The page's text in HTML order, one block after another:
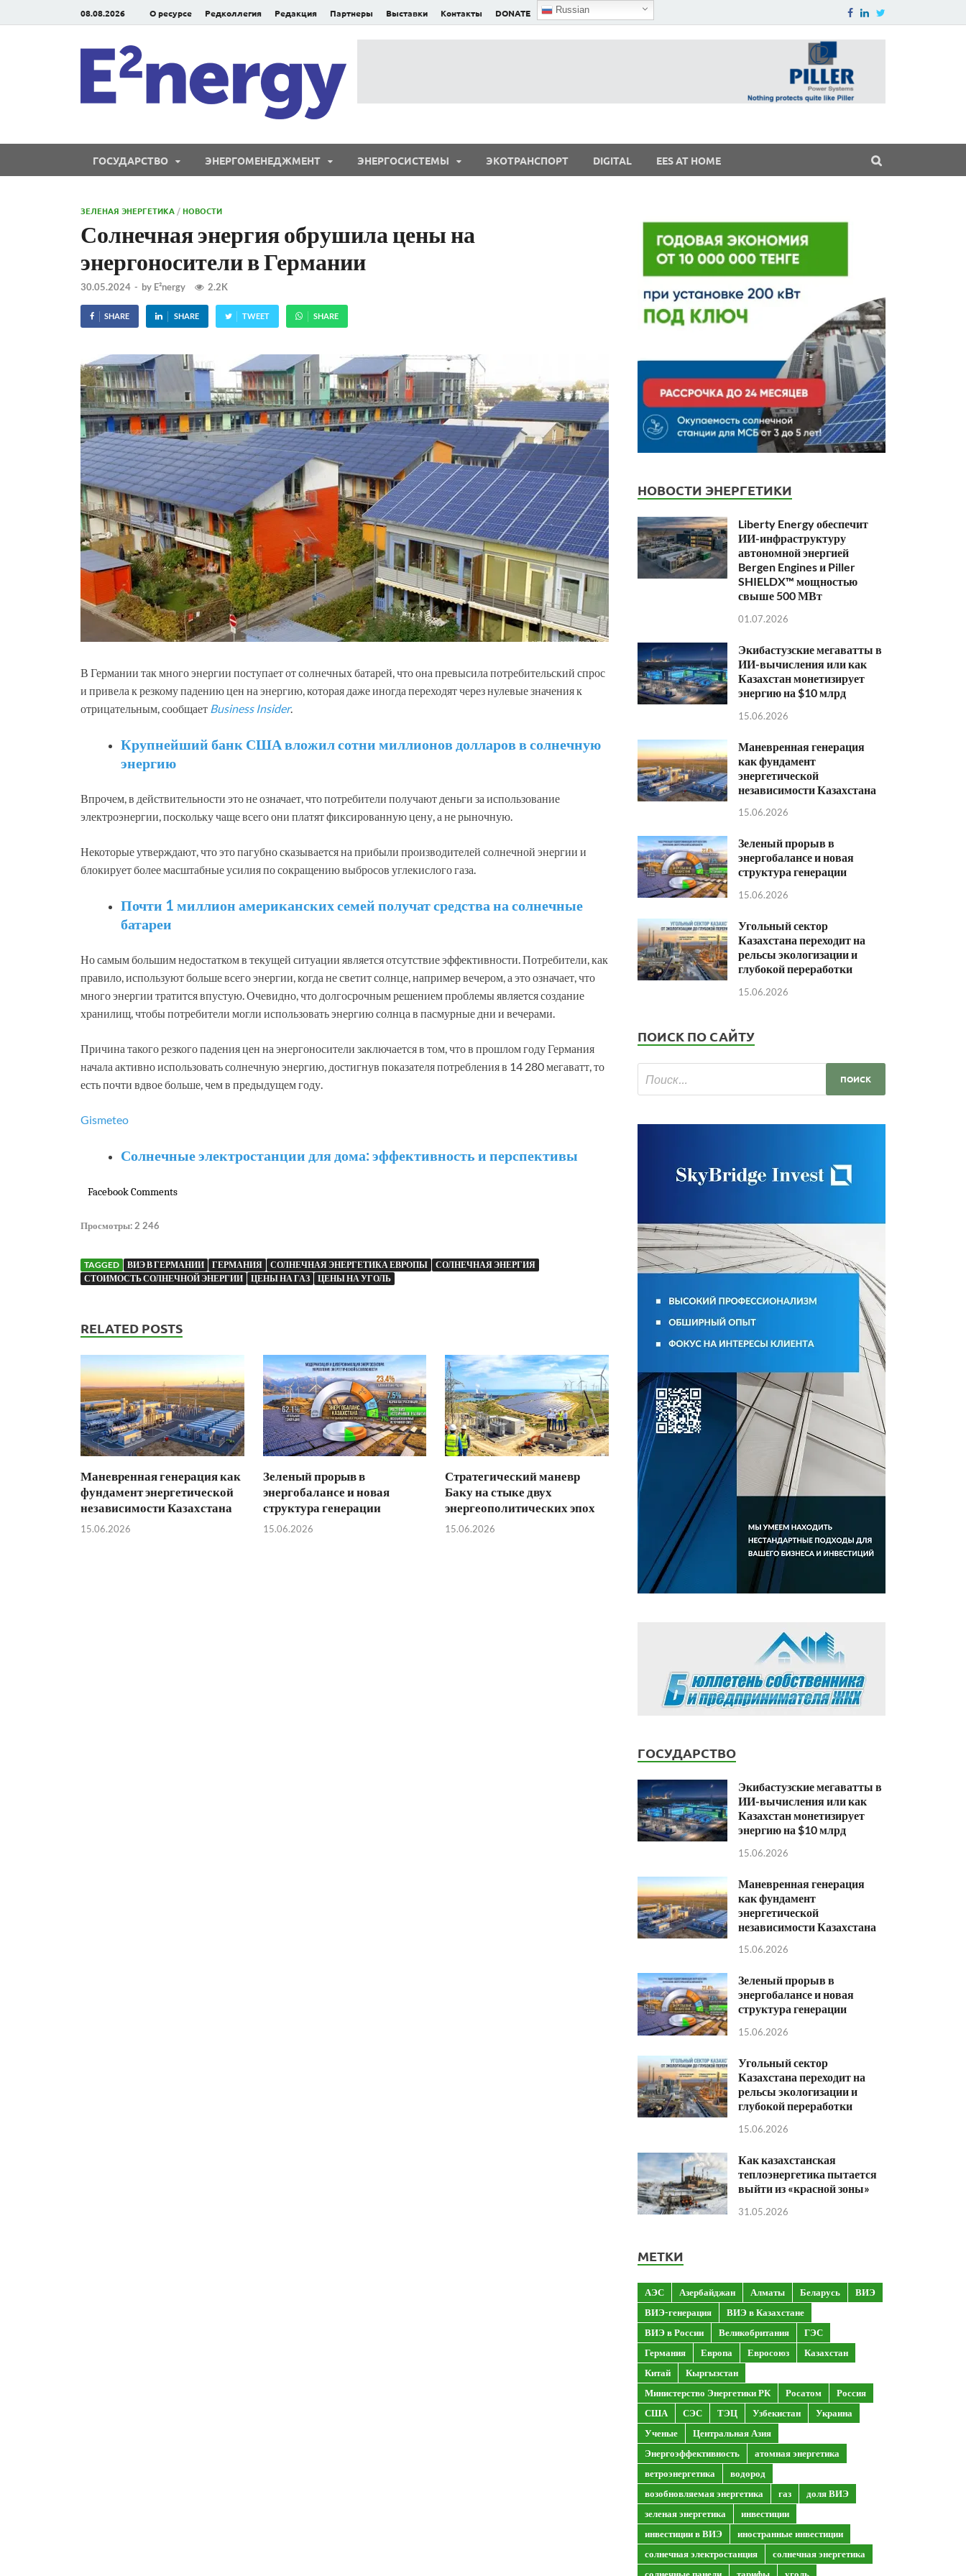
08.08.2026 О ресурсе Редколлегия Редакция Партнеры Выставки Контакты DONATE Russian
ГОСУДАРСТВО ЭНЕРГОМЕНЕДЖМЕНТ ЭНЕРГОСИСТЕМЫ ЭКОТРАНСПОРТ DIGITAL EES AT HOME
ЗЕЛЕНАЯ ЭНЕРГЕТИКА /НОВОСТИ
Солнечная энергия обрушила цены на
энергоносители в Германии
30.05.2024 - by E²nergy 2.2K
SHARE SHARE TWEET SHARE
В Германии так много энергии поступает от солнечных батарей, что она превысила потребительский спрос
и привела к резкому падению цен на энергию, которая даже иногда переходят через нулевые значения к
отрицательным, сообщает Business Insider.
Крупнейший банк США вложил сотни миллионов долларов в солнечную
энергию
Впрочем, в действительности это не означает, что потребители получают деньги за использование
электроэнергии, поскольку чаще всего они платят фиксированную цену, а не рыночную.
Некоторые утверждают, что это пагубно сказывается на прибыли производителей солнечной энергии и
блокирует более масштабные усилия по сокращению выбросов углекислого газа.
Почти 1 миллион американских семей получат средства на солнечные
батареи
Но самым большим недостатком в текущей ситуации является отсутствие эффективности. Потребители, как
правило, используют больше всего энергии, когда не светит солнце, например вечером, а это означает, что
много энергии тратится впустую. Очевидно, что долгосрочным решением проблемы является создание
хранилищ, чтобы потребители могли использовать энергию солнца в пасмурные дни и вечерами.
Причина такого резкого падения цен на энергоносители заключается в том, что в прошлом году Германия
начала активно использовать солнечную энергию, достигнув показателя потребления в 14 280 мегаватт, то
есть почти вдвое больше, чем в предыдущем году.
Gismeteo
Солнечные электростанции для дома: эффективность и перспективы
Facebook Comments
Просмотры: 2 246
TAGGED ВИЭ В ГЕРМАНИИ ГЕРМАНИЯ СОЛНЕЧНАЯ ЭНЕРГЕТИКА ЕВРОПЫ
СОЛНЕЧНАЯ ЭНЕРГИЯ
СТОИМОСТЬ СОЛНЕЧНОЙ ЭНЕРГИИ
ЦЕНЫ НА ГАЗ ЦЕНЫ НА УГОЛЬ
RELATED POSTS
Маневренная генерация как
фундамент энергетической
независимости Казахстана
15.06.2026
Зеленый прорыв в
энергобалансе и новая
структура генерации
15.06.2026
Стратегический маневр
Баку на стыке двух
энергеополитических эпох
15.06.2026
НОВОСТИ ЭНЕРГЕТИКИ
Liberty Energy обеспечит
ИИ-инфраструктуру
автономной энергией
Bergen Engines и Piller
SHIELDX™ мощностью
свыше 500 МВт
01.07.2026
Экибастузские мегаватты в
ИИ-вычисления или как
Казахстан монетизирует
энергию на $10 млрд
15.06.2026
Маневренная генерация
как фундамент
энергетической
независимости Казахстана
15.06.2026
Зеленый прорыв в
энергобалансе и новая
структура генерации
15.06.2026
Угольный сектор
Казахстана переходит на
рельсы экологизации и
глубокой переработки
15.06.2026
ПОИСК ПО САЙТУ
ГОСУДАРСТВО
Экибастузские мегаватты в
ИИ-вычисления или как
Казахстан монетизирует
энергию на $10 млрд
15.06.2026
Маневренная генерация
как фундамент
энергетической
независимости Казахстана
15.06.2026
Зеленый прорыв в
энергобалансе и новая
структура генерации
15.06.2026
Угольный сектор
Казахстана переходит на
рельсы экологизации и
глубокой переработки
15.06.2026
Как казахстанская
теплоэнергетика пытается
выйти из «красной зоны»
31.05.2026
МЕТКИ
АЭС Азербайджан Алматы Беларусь
ВИЭ
ВИЭ-генерация
ВИЭ в Казахстане
ВИЭ в России
Великобритания
ГЭС
Германия
Европа Евросоюз
Казахстан
Китай
Кыргызстан
Министерство Энергетики РК
Росатом
Россия
США
СЭС ТЭЦ Узбекистан
Украина
Ученые
Центральная Азия
Энергоэффективность
атомная энергетика
ветроэнергетика
водород
возобновляемая энергетика
газ
доля ВИЭ
зеленая энергетика
инвестиции
инвестиции в ВИЭ
иностранные инвестиции
солнечная электростанция
солнечная энергетика
солнечные панели
тарифы уголь